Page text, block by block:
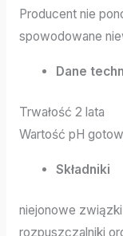
Producent nie
spowodowane
Dane
Trwałość 2 lata
Wartość pH
Składniki
niejonowe
rozpuszczalniki